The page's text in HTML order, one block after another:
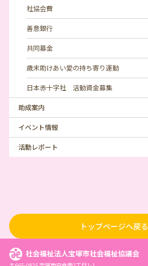
社協会費
善意銀行
共同募金
歳末助けあい愛の持ち寄り運動
日本赤十字社 活動資金募集
助成案内
イベント情報
活動レポート
トップページへ戻る
社会福祉法人宝塚市社会福祉協議会